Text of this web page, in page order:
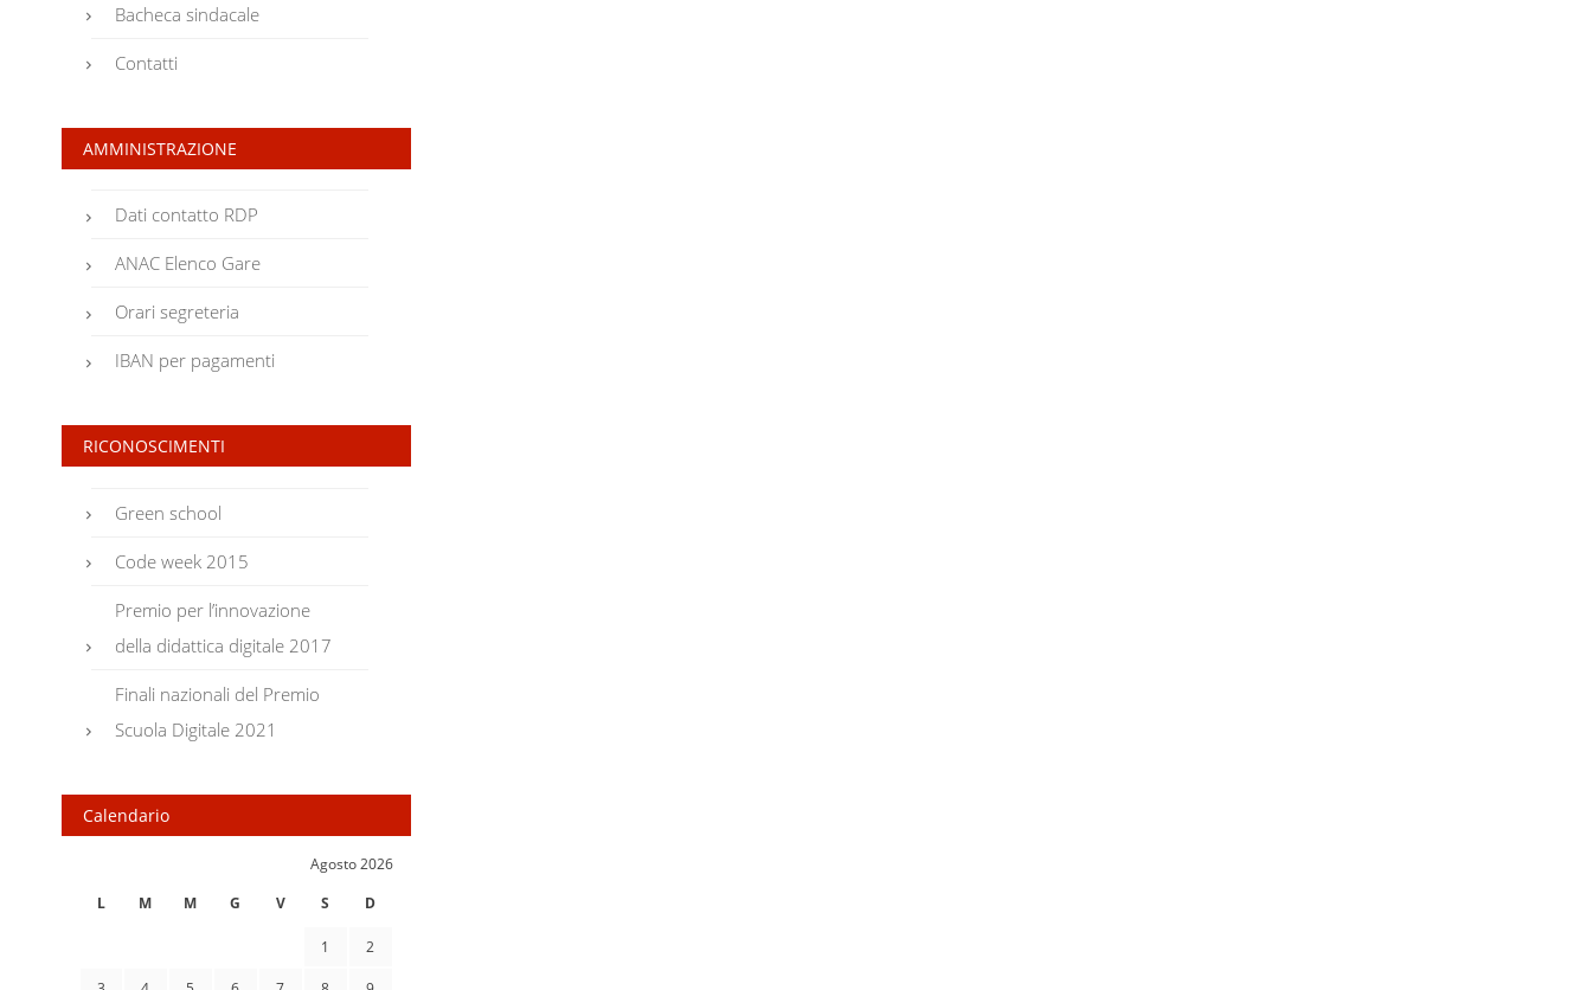
Bacheca sindacale
Contatti
AMMINISTRAZIONE
Dati contatto RDP
ANAC Elenco Gare
Orari segreteria
IBAN per pagamenti
RICONOSCIMENTI
Green school
Code week 2015
Premio per l’innovazione
della didattica digitale 2017
Finali nazionali del Premio
Scuola Digitale 2021
Calendario
Agosto 2026
L
M M G V S D
1 2